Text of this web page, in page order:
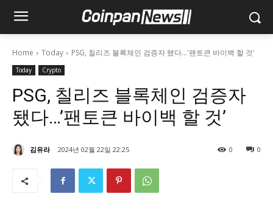
Home Today PSG, 칠리즈 블록체인 검증자 됐다...'팬토큰 바이백 할 것'
Today Crypto
PSG, 칠리즈 블록체인 검증자
됐다…’팬토큰 바이백 할 것’
김유라 2024년 02월 22일 22:25 0
0